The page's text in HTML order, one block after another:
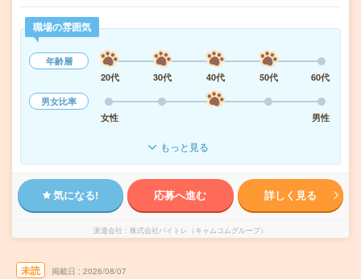
職場の雰囲気
年齢層
20代
30代 40代 50代
60代
男女比率
女性
男性
もっと見る
気になる! 応募へ進む 詳しく見る
派遣会社 株式会社バイトレ（キャムコムグループ）
未読 掲載日 2026/08/07